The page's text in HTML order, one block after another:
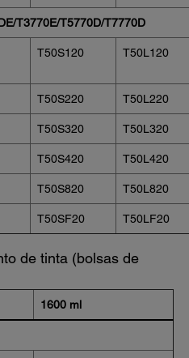
T3770E/T5770D/T7770D
T50S120 T50L120
T50S220 T50L220
T50S320 T50L320
T50S420 T50L420
T50S820 T50L820
T50SF20 T50LF20
de tinta (bolsas de
1600 ml